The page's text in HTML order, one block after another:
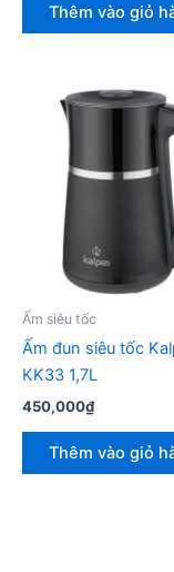
Thêm vào giỏ
Ấm siêu tốc
Ấm đun siêu tốc
KK33 1,7L
450,000₫
Thêm vào giỏ